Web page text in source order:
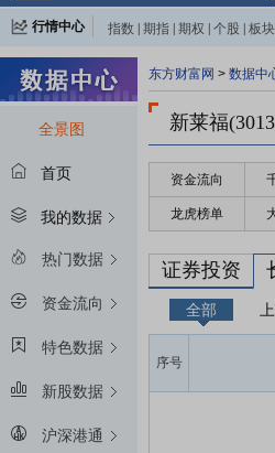
行情中心 指数 期指 期权 个股 板块
全景图
首页
我的数据
热门数据
资金流向
特色数据
新股数据
沪深港通
东方财富网 > 数据中
新莱福
资金流向
龙虎榜单
证券投资
全部
序号